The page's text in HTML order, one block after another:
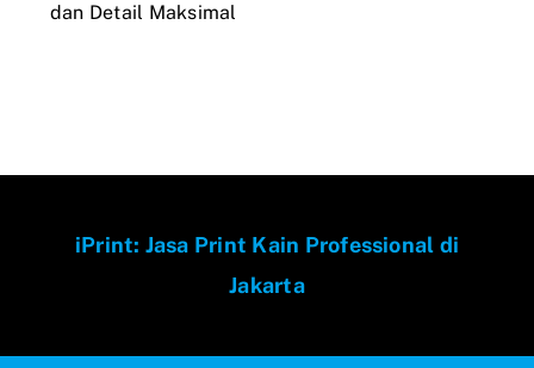
dan Detail Maksimal
iPrint: Jasa Print Kain Professional di
Jakarta